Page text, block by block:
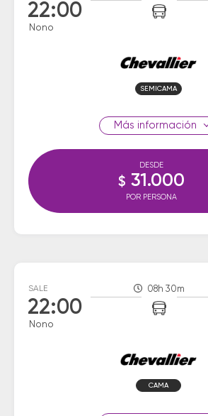
22:00
Nono
SEMICAMA
información
DESDE
$ 31.000
POR PERSONA
SALE
22:00
Nono
08h 30m
CAMA